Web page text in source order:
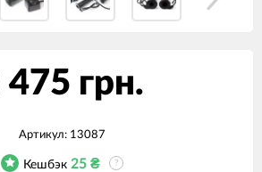
475 грн.
Артикул: 13087
Кешбэк 25₴ ?